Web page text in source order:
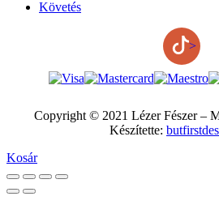
Követés
>
Copyright © 2021 Lézer Fészer –
Készítette:
Kosár